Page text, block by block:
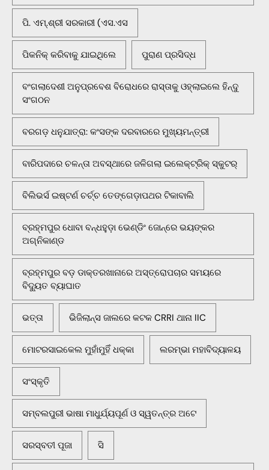
ପି. ଏମ୍.ଶ୍ରୀ ସରକାରୀ (ଏସ.ଏସ
ପିକନିକ୍‌ କରିବାକୁ ଯାଇଥିଲେ ପୁରାଣ ପ୍ରସିଦ୍ଧ
ବଂଗଲାଦେଶୀ ଅନୁପ୍ରବେଶ ବିରୋଧରେ ରାସ୍ତାକୁ ଓହ୍ଲାଇଲେ ହିନ୍ଦୁ
ସଂଗଠନ
ବରଗଡ଼ ଧନୁଯାତ୍ରା: କଂସଙ୍କ ଦରବାରରେ ମୁଖ୍ୟମନ୍ତ୍ରୀ
ବାରିପଦାରେ ଚଳନ୍ତା ଅବସ୍ଥାରେ ଜଳିଗଲା ଇଲେକ୍ଟ୍ରିକ୍ ସ୍କୁଟର୍
ବିଲିଭର୍ସ ଇଷ୍ଟର୍ଣ ଚର୍ଚ୍ଚ ତେଙ୍ଗେଡ଼ାପଥର ଟିକାବାଲି
ବ୍ରହ୍ମପୁର ଧୋବା ବନ୍ଧହୁଡ଼ା ଭେଣ୍ଡିଂ ଜୋନ୍‌ରେ ଭୟଙ୍କର
ଅଗ୍ନିକାଣ୍ଡ
ବ୍ରହ୍ମପୁର ବଡ଼ ଡାକ୍ତରଖାନାରେ ଅସ୍ତ୍ରୋପଚାର ସମୟରେ
ବିଦ୍ୟୁତ ବ୍ୟାଘାତ
ଭତ୍ତା ଭିଜିଲାନ୍ସ ଜାଲରେ କଟକ CRRI ଥାନା IIC
ମୋଟରସାଇକେଲ ମୁହାଁମୁହିଁ ଧକ୍କା ଲରମ୍ଭା ମହାବିଦ୍ୟାଳୟ
ସଂସ୍କୃତି
ସମ୍ବଲପୁରୀ ଭାଷା ମାଧୁର୍ଯ୍ୟପୂର୍ଣ ଓ ସ୍ୱତନ୍ତ୍ର ଅଟେ
ସରସ୍ବତୀ ପୂଜା ସି